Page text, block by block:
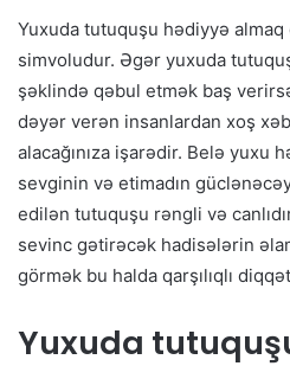
Yuxuda tutuquşu hədiyyə
simvoludur. Əgər yuxuda
şəklində qəbul etmək baş
dəyər verən insanlardan xoş
alacağınıza işarədir. Belə yuxu
sevginin və etimadın
edilən tutuquşu rəngli və
sevinc gətirəcək hadisələrin
görmək bu halda qarşılıqlı
Yuxuda